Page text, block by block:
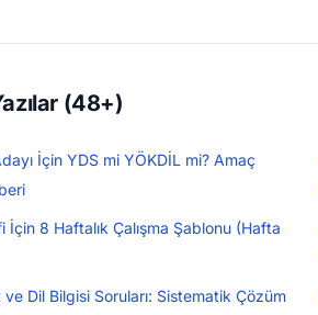
(48+)
İçin YDS mi YÖKDİL mi? Amaç
İçin 8 Haftalık Çalışma Şablonu (Hafta
Dil Bilgisi Soruları: Sistematik Çözüm